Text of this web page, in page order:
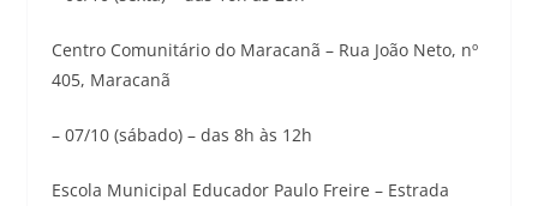
Centro Comunitário do Maracanã – Rua João Neto, nº
405, Maracanã
– 07/10 (sábado) – das 8h às 12h
Escola Municipal Educador Paulo Freire – Estrada